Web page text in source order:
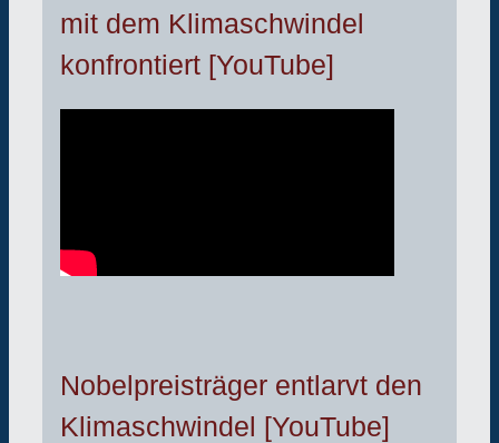
mit dem Klimaschwindel
konfrontiert [YouTube]
Nobelpreisträger entlarvt den
Klimaschwindel [YouTube]